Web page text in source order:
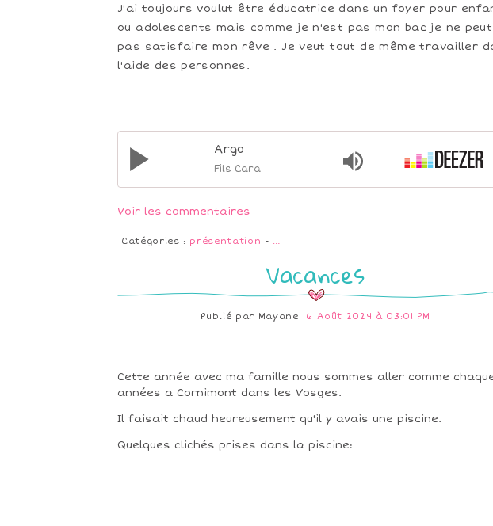
J'ai toujours voulut être éducatrice dans un foyer pour
ou adolescents mais comme je n'est pas mon bac je ne peut
pas satisfaire mon rêve . Je veut tout de même travailler
l'aide des personnes.
Argo
Fils Cara
Voir les commentaires
Catégories : présentation - …
Vacances
Publié par Mayane 6 Août 2024 à 03:01 PM
Cette année avec ma famille nous sommes aller comme
années a Cornimont dans les Vosges.
Il faisait chaud heureusement qu'il y avais une piscine.
Quelques clichés prises dans la piscine: